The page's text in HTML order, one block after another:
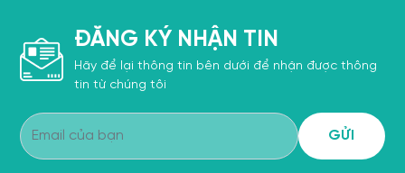
ĐĂNG KÝ NHẬN TIN
Hãy để lại thông tin bên dưới để nhận được thông
tin từ chúng tôi